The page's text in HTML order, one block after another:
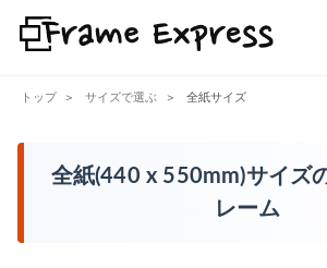
トップ サイズで選ぶ 全紙サイズ
全紙(440 x 550mm)サイズ
レーム